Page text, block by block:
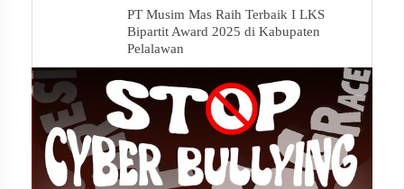
PT Musim Mas Raih Terbaik I LKS
Bipartit Award 2025 di Kabupaten
Pelalawan